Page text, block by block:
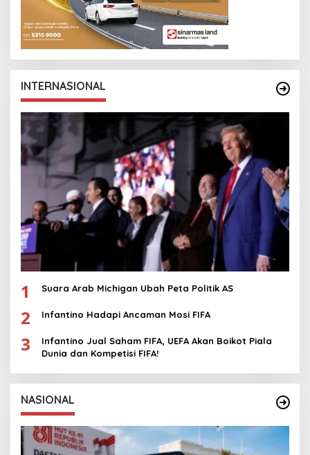
INTERNASIONAL
1 Suara Arab Michigan Ubah Peta Politik AS
2 Infantino Hadapi Ancaman Mosi FIFA
3
Infantino Jual Saham FIFA, UEFA Akan Boikot Piala
Dunia dan Kompetisi FIFA!
NASIONAL